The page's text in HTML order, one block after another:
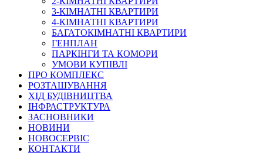
3-КІМНАТНІ КВАРТИРИ
4-КІМНАТНІ КВАРТИРИ
БАГАТОКІМНАТНІ КВАРТИРИ
ГЕНПЛАН
ПАРКІНГИ ТА КОМОРИ
УМОВИ КУПІВЛІ
ПРО КОМПЛЕКС
РОЗТАШУВАННЯ
ХІД БУДІВНИЦТВА
ІНФРАСТРУКТУРА
ЗАСНОВНИКИ
НОВИНИ
НОВОСЕРВІС
КОНТАКТИ